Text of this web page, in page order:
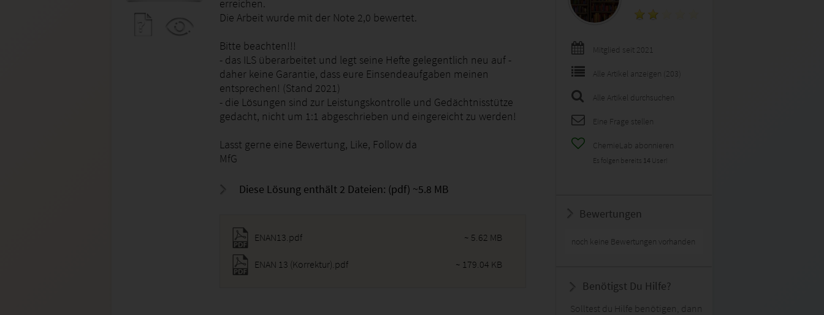
erreichen.
Die Arbeit wurde mit der Note 2,0 bewertet.
Bitte beachten!!!
- das ILS überarbeitet und legt seine Hefte gelegentlich neu auf -
daher keine Garantie, dass eure Einsendeaufgaben meinen
entsprechen! (Stand 2021)
- die Lösungen sind zur Leistungskontrolle und Gedächtnisstütze
gedacht, nicht um 1:1 abgeschrieben und eingereicht zu werden!
Lasst gerne eine Bewertung, Like, Follow da
MfG
Diese Lösung enthält 2 Dateien: (pdf) ~5.8 MB
ENAN13.pdf ~ 5.62 MB
ENAN 13 (Korrektur).pdf ~ 179.04 KB
Mitglied seit 2021
Alle Artikel anzeigen (203)
Alle Artikel durchsuchen
Eine Frage stellen
ChemieLab abonnieren
Es folgen bereits 14 User!
Bewertungen
noch keine Bewertungen vorhanden
Benötigst Du Hilfe?
Solltest du Hilfe benötigen, dann